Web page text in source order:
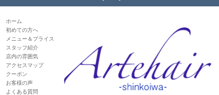
ホーム
初めての方へ
メニュー＆プライス
スタッフ紹介
店内の雰囲気
アクセスマップ
クーポン
お客様の声
よくある質問